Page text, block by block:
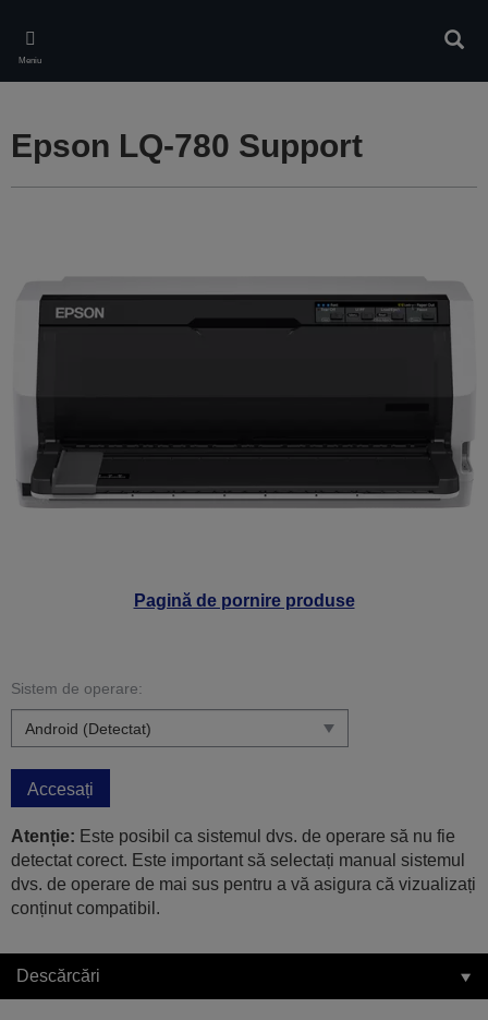
main
content
Meniu
Pagină de pornire produse
Epson LQ-780 Support
Sistem de operare:
Accesați
Atenție: Este posibil ca sistemul dvs. de operare să nu fie
detectat corect. Este important să selectați manual sistemul
dvs. de operare de mai sus pentru a vă asigura că vizualizați
conținut compatibil.
Descărcări